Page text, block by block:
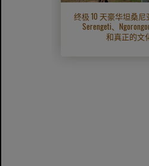
终极 10 天豪华坦桑尼
Serengeti、
和真正的文